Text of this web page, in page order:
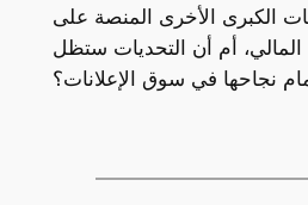
الكبرى الأخرى المنصة على
المالي، أم أن التحديات ستظل
نجاحها في سوق الإعلانات؟